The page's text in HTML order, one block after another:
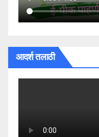
आदर्श तलाठी